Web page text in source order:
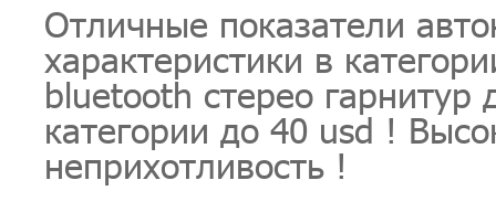
Отличные показатели
характеристики в
bluetooth стерео гарнитур
категории до 40 usd !
неприхотливость !